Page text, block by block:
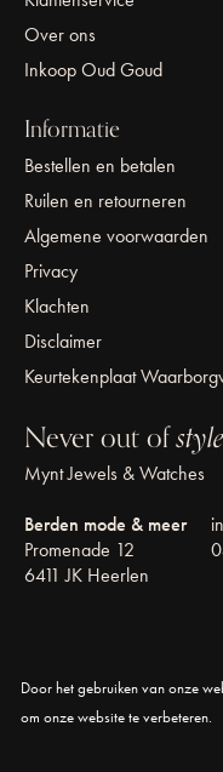
Over ons
Inkoop Oud Goud
Informatie
Bestellen en betalen
Ruilen en retourneren
Algemene voorwaarden
Privacy
Klachten
Disclaimer
Keurtekenplaat
Never out ofstyle
Mynt Jewels & Watches
Berden mode & meer
Promenade 12
6411 JK Heerlen
© Copyright 2026 Mynt Jewels
Door het gebruiken van onze
om onze website te verbeteren.